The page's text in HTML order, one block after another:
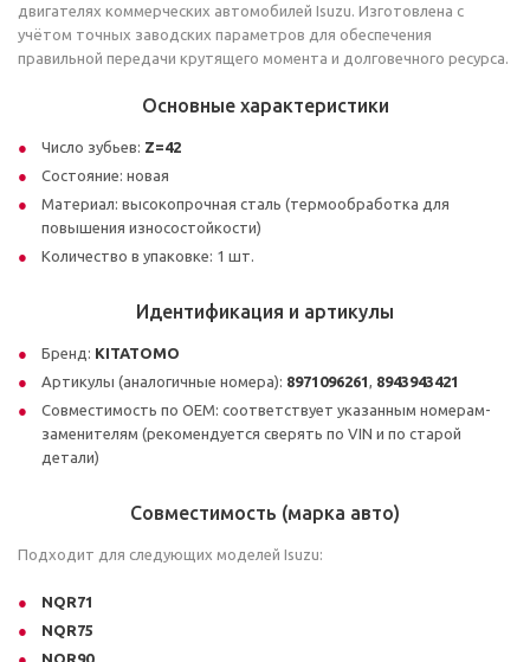
двигателях коммерческих автомобилей Isuzu. Изготовлена с
учётом точных заводских параметров для обеспечения
правильной передачи крутящего момента и долговечного ресурса.
Основные характеристики
Число зубьев: Z=42
Состояние: новая
Материал: высокопрочная сталь (термообработка для
повышения износостойкости)
Количество в упаковке: 1 шт.
Идентификация и артикулы
Бренд: KITATOMO
Артикулы (аналогичные номера): 8971096261
8943943421
Совместимость по OEM: соответствует указанным номерам-
заменителям (рекомендуется сверять по VIN и по старой
детали)
Совместимость (марка авто)
Подходит для следующих моделей Isuzu:
NQR71
NQR75
NQR90